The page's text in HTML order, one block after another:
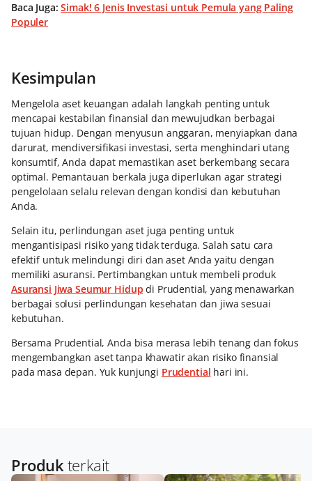
Baca Juga:Simak! 6 Jenis Investasi untuk Pemula yang Paling
Populer
Kesimpulan
Mengelola aset keuangan adalah langkah penting untuk
mencapai kestabilan finansial dan mewujudkan berbagai
tujuan hidup. Dengan menyusun anggaran, menyiapkan dana
darurat, mendiversifikasi investasi, serta menghindari utang
konsumtif, Anda dapat memastikan aset berkembang secara
optimal. Pemantauan berkala juga diperlukan agar strategi
pengelolaan selalu relevan dengan kondisi dan kebutuhan
Anda.
Selain itu, perlindungan aset juga penting untuk
mengantisipasi risiko yang tidak terduga. Salah satu cara
efektif untuk melindungi diri dan aset Anda yaitu dengan
memiliki asuransi. Pertimbangkan untuk membeli produk
Asuransi Jiwa Seumur Hidup di Prudential, yang menawarkan
berbagai solusi perlindungan kesehatan dan jiwa sesuai
kebutuhan.
Bersama Prudential, Anda bisa merasa lebih tenang dan fokus
mengembangkan aset tanpa khawatir akan risiko finansial
pada masa depan. Yuk kunjungi Prudential hari ini.
Produkterkait